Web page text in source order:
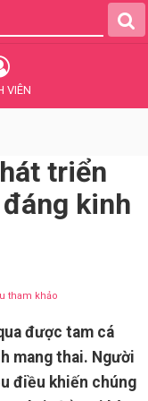
VIÊN
triển
kinh
tham khảo
được tam cá
mang thai. Người
điều khiến chúng